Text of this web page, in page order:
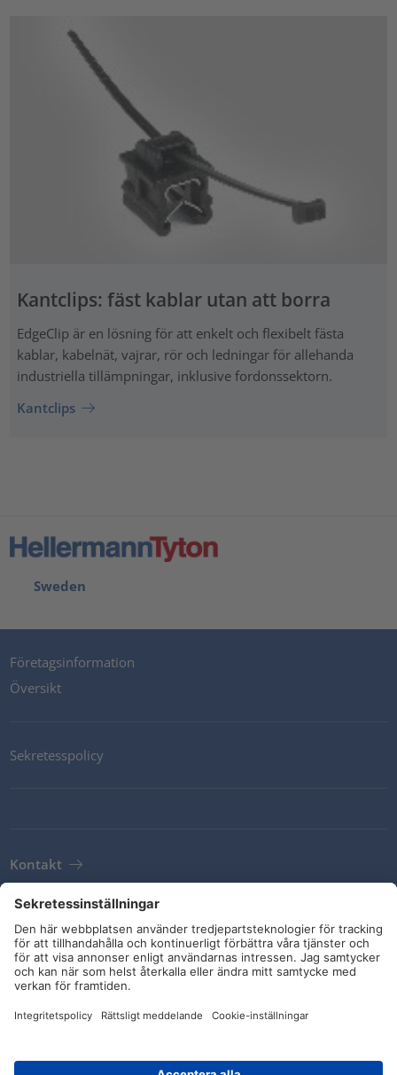
Kantclips: fäst kablar utan att borra
EdgeClip är en lösning för att enkelt och flexibelt fästa
kablar, kabelnät, vajrar, rör och ledningar för allehanda
industriella tillämpningar, inklusive fordonssektorn.
Kantclips
Sweden
Företagsinformation
Översikt
Sekretesspolicy
Kontakt
Leveransvillkor
Riktlinjer och åtaganden
Sociala medier